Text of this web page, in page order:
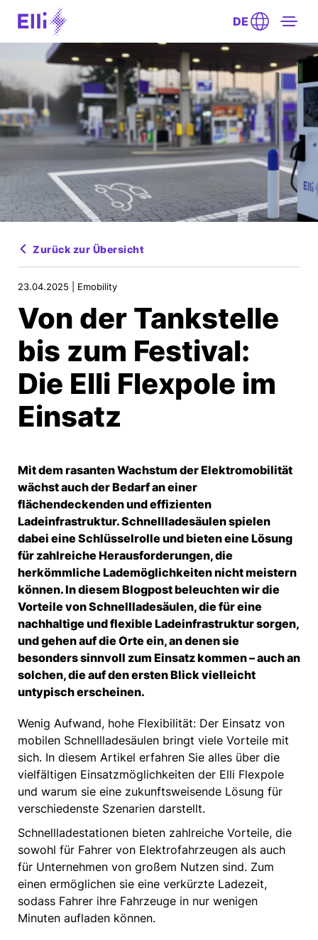
DE
Zurück zur Übersicht
23.04.2025 | Emobility
Von der Tankstelle
bis zum Festival:
Die Elli Flexpole im
Einsatz
Mit dem rasanten Wachstum der Elektromobilität
wächst auch der Bedarf an einer
flächendeckenden und effizienten
Ladeinfrastruktur. Schnellladesäulen spielen
dabei eine Schlüsselrolle und bieten eine Lösung
für zahlreiche Herausforderungen, die
herkömmliche Lademöglichkeiten nicht meistern
können. In diesem Blogpost beleuchten wir die
Vorteile von Schnellladesäulen, die für eine
nachhaltige und flexible Ladeinfrastruktur sorgen,
und gehen auf die Orte ein, an denen sie
besonders sinnvoll zum Einsatz kommen – auch an
solchen, die auf den ersten Blick vielleicht
untypisch erscheinen.
Wenig Aufwand, hohe Flexibilität: Der Einsatz von
mobilen Schnellladesäulen bringt viele Vorteile mit
sich. In diesem Artikel erfahren Sie alles über die
vielfältigen Einsatzmöglichkeiten der Elli Flexpole
und warum sie eine zukunftsweisende Lösung für
verschiedenste Szenarien darstellt.
Schnellladestationen bieten zahlreiche Vorteile, die
sowohl für Fahrer von Elektrofahrzeugen als auch
für Unternehmen von großem Nutzen sind. Zum
einen ermöglichen sie eine verkürzte Ladezeit,
sodass Fahrer ihre Fahrzeuge in nur wenigen
Minuten aufladen können.